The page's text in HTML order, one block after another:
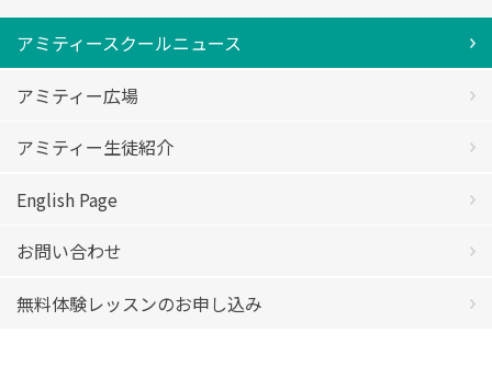
アミティースクールニュース
アミティー広場
アミティー生徒紹介
English Page
お問い合わせ
無料体験レッスンのお申し込み